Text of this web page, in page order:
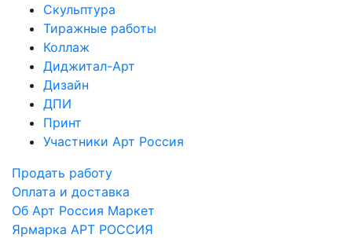
Скульптура
Тиражные работы
Коллаж
Диджитал-Арт
Дизайн
ДПИ
Принт
Участники Арт Россия
Продать работу
Оплата и доставка
Об Арт Россия Маркет
Ярмарка АРТ РОССИЯ